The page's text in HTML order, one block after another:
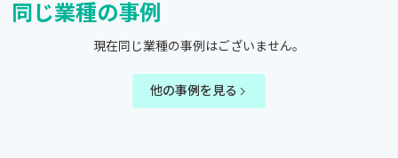
同じ業種の事例
現在同じ業種の事例はございません。
他の事例を見る